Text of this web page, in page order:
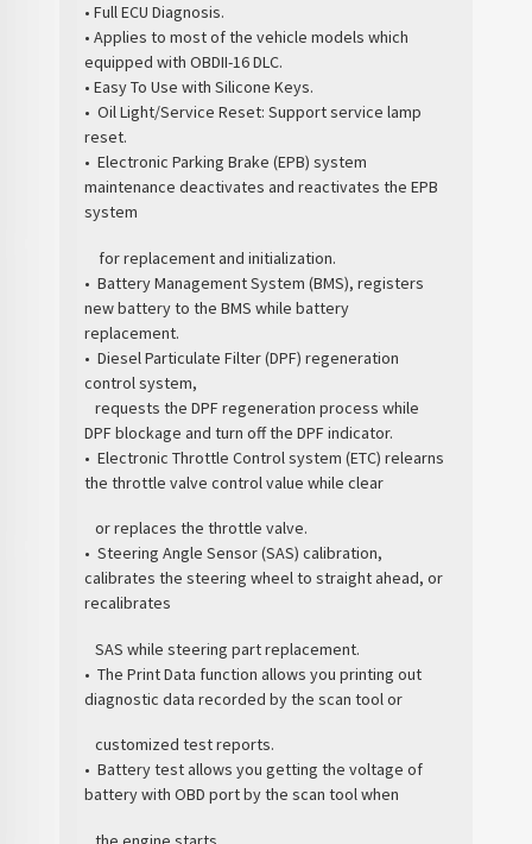
• Full ECU Diagnosis.
• Applies to most of the vehicle models which
equipped with OBDII-16 DLC.
• Easy To Use with Silicone Keys.
• Oil Light/Service Reset: Support service lamp
reset.
• Electronic Parking Brake (EPB) system
maintenance deactivates and reactivates the EPB
system
for replacement and initialization.
• Battery Management System (BMS), registers
new battery to the BMS while battery
replacement.
• Diesel Particulate Filter (DPF) regeneration
control system,
requests the DPF regeneration process while
DPF blockage and turn off the DPF indicator.
• Electronic Throttle Control system (ETC) relearns
the throttle valve control value while clear
or replaces the throttle valve.
• Steering Angle Sensor (SAS) calibration,
calibrates the steering wheel to straight ahead, or
recalibrates
SAS while steering part replacement.
• The Print Data function allows you printing out
diagnostic data recorded by the scan tool or
customized test reports.
• Battery test allows you getting the voltage of
battery with OBD port by the scan tool when